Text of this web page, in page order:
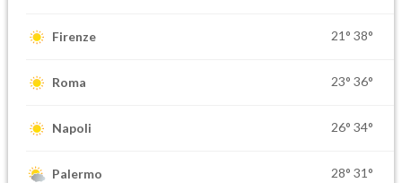
Firenze 21° 38°
Roma 23° 36°
Napoli 26° 34°
Palermo 28° 31°